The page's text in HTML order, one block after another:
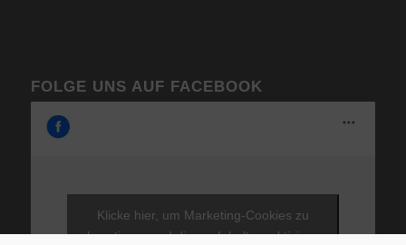
FOLGE UNS AUF FACEBOOK
Klicke hier, um Marketing-Cookies zu
akzeptieren und diesen Inhalt zu aktivieren